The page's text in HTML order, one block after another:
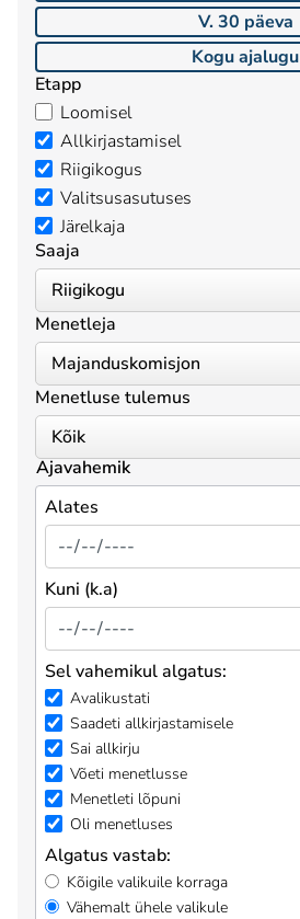
V. 30 päeva
Kogu ajalugu
Etapp
Loomisel
Allkirjastamisel
Riigikogus
Valitsusasutuses
Järelkaja
Saaja
Menetleja
Menetluse tulemus
Ajavahemik
Alates
Kuni (k.a)
Sel vahemikul algatus:
Avalikustati
Saadeti allkirjastamisele
Sai allkirju
Võeti menetlusse
Menetleti lõpuni
Oli menetluses
Algatus vastab:
Kõigile valikuile korraga
Vähemalt ühele valikule